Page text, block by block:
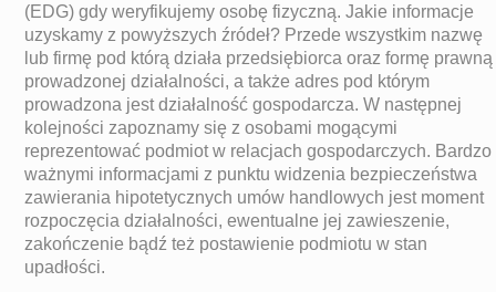
(EDG) gdy weryfikujemy osobę fizyczną. Jakie informacje
uzyskamy z powyższych źródeł? Przede wszystkim nazwę
lub firmę pod którą działa przedsiębiorca oraz formę prawną
prowadzonej działalności, a także adres pod którym
prowadzona jest działalność gospodarcza. W następnej
kolejności zapoznamy się z osobami mogącymi
reprezentować podmiot w relacjach gospodarczych. Bardzo
ważnymi informacjami z punktu widzenia bezpieczeństwa
zawierania hipotetycznych umów handlowych jest moment
rozpoczęcia działalności, ewentualne jej zawieszenie,
zakończenie bądź też postawienie podmiotu w stan
upadłości.